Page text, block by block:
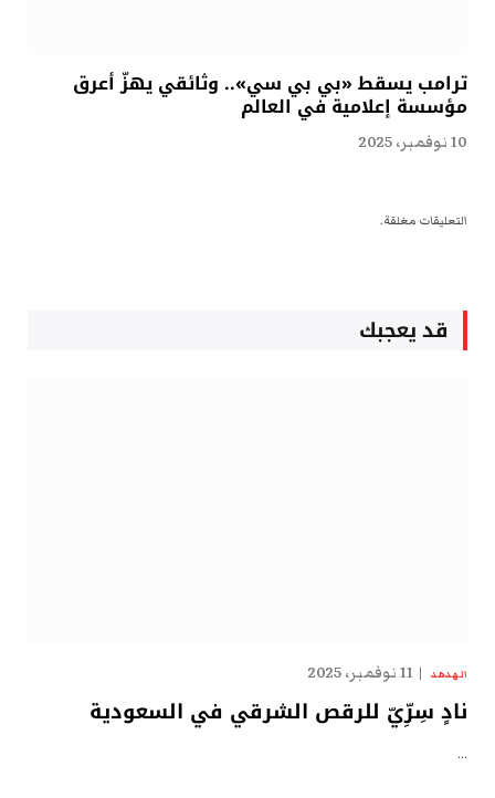
ترامب يسقط «بي بي سي».. وثائقي يهزّ أعرق
مؤسسة إعلامية في العالم
10 نوفمبر، 2025
التعليقات مغلقة.
قد يعجبك
الهدهد 11 نوفمبر، 2025
نادٍ سِرِّيّ للرقص الشرقي في السعودية
…